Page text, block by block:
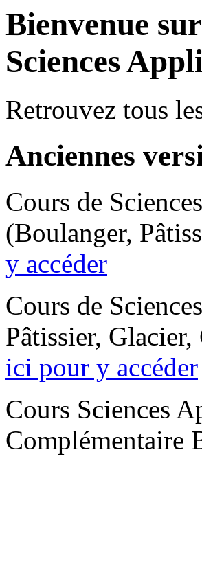
Bienvenue
Sciences
Retrouvez tous
Anciennes
Cours de
(Boulanger,
y accéder
Cours de
Pâtissier,
ici pour y accéder
Cours Sciences
Complémentaire